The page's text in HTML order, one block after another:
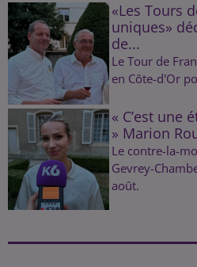
«Les Tours
uniques»
de...
Le Tour de
en Côte-d'Or
« C’est une
» Marion
Le contre-la-
Gevrey-
août.